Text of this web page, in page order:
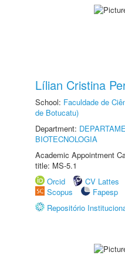
Lílian Cristina
School: Faculdade de
de Botucatu)
Department:
BIOTECNOLOGIA
Academic Appointment
title: MS-5.1
Orcid
CV Lattes
Scopus
Fapesp
Repositório